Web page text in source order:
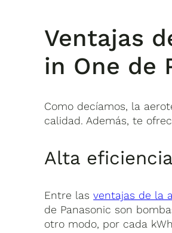
Ventajas
in One de
Como decíamos, la
calidad. Además, te
Alta
Entre lasventajas de la
de Panasonic son
otro modo, por cada